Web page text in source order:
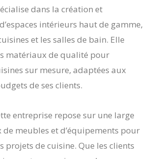
dans la création et
intérieurs haut de gamme,
et les salles de bain. Elle
matériaux de qualité pour
sur mesure, adaptées aux
de ses clients.
entreprise repose sur une large
de meubles et d’équipements pour
projets de cuisine. Que les clients